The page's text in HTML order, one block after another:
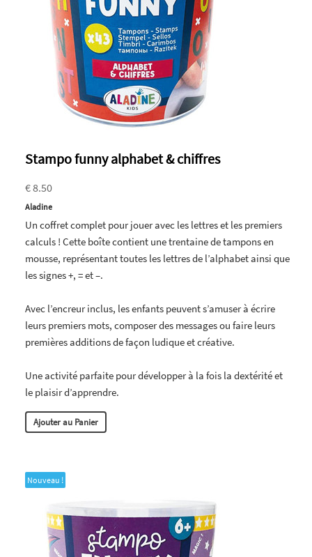
Stampo funny alphabet & chiffres
€ 8.50
Aladine
Un coffret complet pour jouer avec les lettres et les premiers
calculs ! Cette boîte contient une trentaine de tampons en
mousse, représentant toutes les lettres de l’alphabet ainsi que
les signes +, = et –.
Avec l’encreur inclus, les enfants peuvent s’amuser à écrire
leurs premiers mots, composer des messages ou faire leurs
premières additions de façon ludique et créative.
Une activité parfaite pour développer à la fois la dextérité et
le plaisir d’apprendre.
Ajouter au Panier
Nouveau !